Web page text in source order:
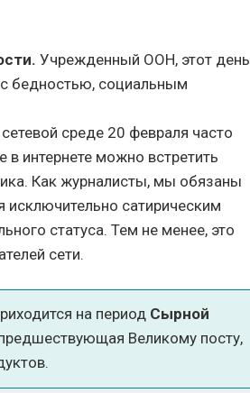
Учрежденный ООН, этот день
бедностью, социальным
среде 20 февраля часто
интернете можно встретить
Как журналисты, мы обязаны
исключительно сатирическим
статуса. Тем не менее, это
сети.
на период Сырной
Великому посту,